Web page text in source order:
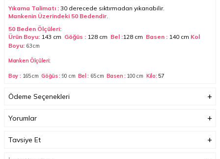
Yıkama Talimatı : 30 derecede sıktırmadan yıkanabilir.
Mankenin Üzerindeki 50 Bedendir.
50 Beden Ölçüleri:
Ürün Boyu: 143 cm Göğüs : 128 cm Bel :128 cm Basen : 140 cm Kol
Boyu: 63cm
Manken Ölçüleri:
Boy : 165 cm Göğüs : 90 cm Bel : 65 cm Basen : 100 cm Kilo: 57
(Ürün boyu değişmez)
Garanti Bilgisi
Ödeme Seçenekleri
Yorumlar
Tavsiye Et